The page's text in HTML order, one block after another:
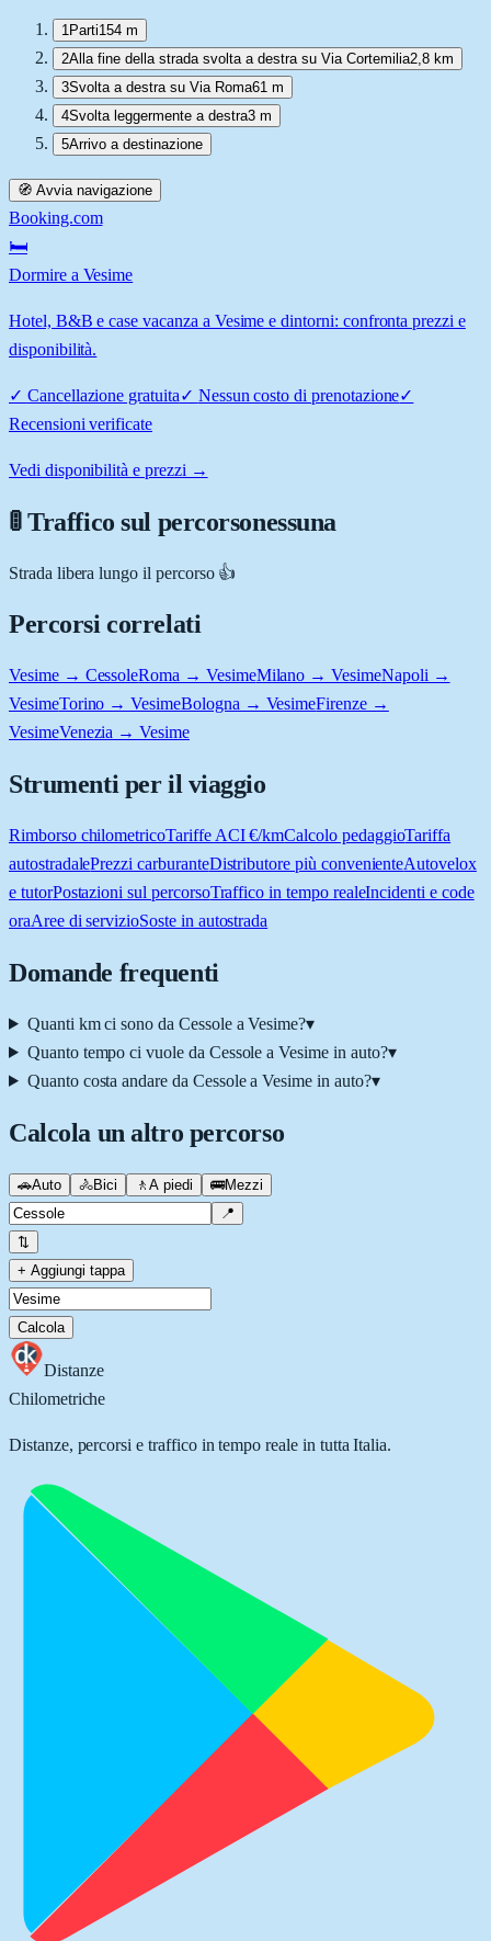
1 Parti154 m
2Alla fine della strada svolta a destra su Via Cortemilia2,8 km
3Svolta a destra su Via Roma61 m
4Svolta leggermente a destra3 m
5Arrivo a destinazione
🧭 Avvia navigazione
Booking.com
🛏️
Dormire a Vesime
Hotel, B&B e case vacanza a Vesime e dintorni: confronta prezzi e
disponibilità.
✓ Cancellazione gratuita✓ Nessun costo di prenotazione✓
Recensioni verificate
Vedi disponibilità e prezzi →
🚦 Traffico sul percorsonessuna
Strada libera lungo il percorso 👍
Percorsi correlati
Vesime → CessoleRoma → VesimeMilano → VesimeNapoli →
VesimeTorino → VesimeBologna → VesimeFirenze →
VesimeVenezia → Vesime
Strumenti per il viaggio
Rimborso chilometricoTariffe ACI €/kmCalcolo pedaggioTariffa
autostradalePrezzi carburanteDistributore più convenienteAutovelox
e tutorPostazioni sul percorsoTraffico in tempo realeIncidenti e code
oraAree di servizioSoste in autostrada
Domande frequenti
Quanti km ci sono da Cessole a Vesime?▾
Quanto tempo ci vuole da Cessole a Vesime in auto?▾
Quanto costa andare da Cessole a Vesime in auto?▾
Calcola un altro percorso
🚗Auto 🚴Bici 🚶 A piedi 🚌Mezzi
📍
⇅
+ Aggiungi tappa
Calcola
Distanze
Chilometriche
Distanze, percorsi e traffico in tempo reale in tutta Italia.